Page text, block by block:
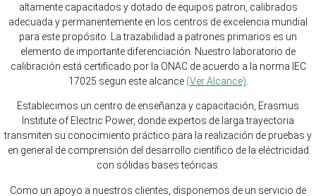
altamente capacitados y dotado de equipos patron, calibrados
adecuada y permanentemente en los centros de excelencia mundial
para este propósito. La trazabilidad a patrones primarios es un
elemento de importante diferenciación. Nuestro laboratorio de
calibración está certificado por la ONAC de acuerdo a la norma IEC
17025 segun este alcance (Ver Alcance)
Establecimos un centro de enseñanza y capacitación, Erasmus
Institute of Electric Power, donde expertos de larga trayectoria
transmiten su conocimiento práctico para la realización de pruebas y
en general de comprensión del desarrollo científico de la eléctricidad
con sólidas bases teóricas.
Como un apoyo a nuestros clientes, disponemos de un servicio de